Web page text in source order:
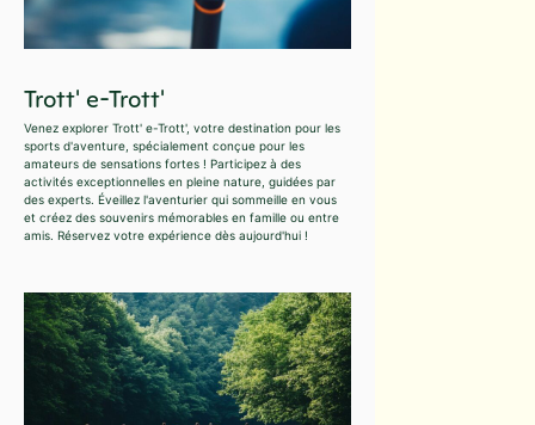
Trott' e-Trott'
Venez explorer Trott' e-Trott', votre destination pour les
sports d'aventure, spécialement conçue pour les
amateurs de sensations fortes ! Participez à des
activités exceptionnelles en pleine nature, guidées par
des experts. Éveillez l'aventurier qui sommeille en vous
et créez des souvenirs mémorables en famille ou entre
amis. Réservez votre expérience dès aujourd'hui !